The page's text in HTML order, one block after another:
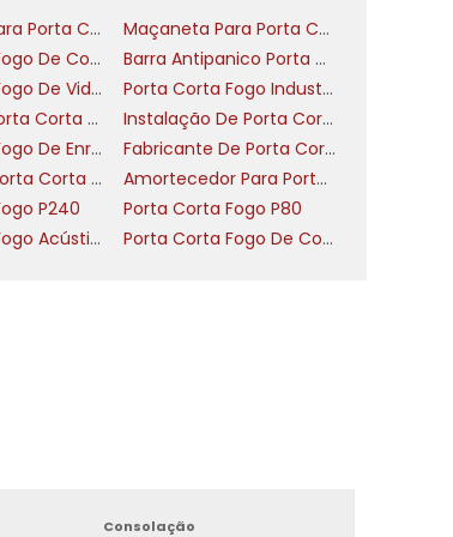
Fechadura Para Porta Corta Fogo Com Chave
Maçaneta Para Porta Corta Fogo
Porta Corta Fogo De Correr
Barra Antipanico Porta Corta Fogo
Porta Corta Fogo De Vidro
Porta Corta Fogo Industrial
Fechadura Porta Corta Fogo Com Barra Antipânico
Instalação De Porta Corta Fogo
Porta Corta Fogo De Enrolar
Fabricante De Porta Corta Fogo
Sinalização Porta Corta Fogo
Amortecedor Para Porta Corta Fogo
P240
Porta Corta Fogo P80
Porta Corta Fogo Acústica Nível 2 Porta Corta Fogo De Correr Industrial
Consolação